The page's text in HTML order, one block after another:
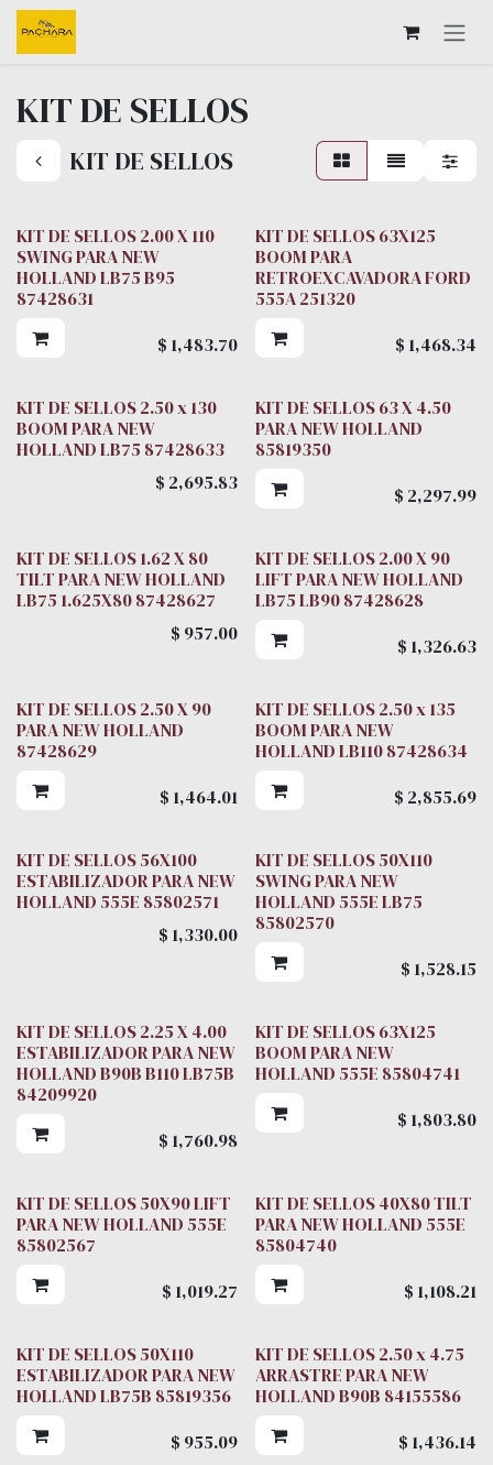
Ir al contenido
KIT DE SELLOS
KIT DE SELLOS
KIT DE SELLOS 2.00 X 110
SWING PARA NEW
HOLLAND LB75 B95
87428631
$ 1,483.70
KIT DE SELLOS 63X125
BOOM PARA
RETROEXCAVADORA FORD
555A 251320
$ 1,468.34
KIT DE SELLOS 2.50 x 130
BOOM PARA NEW
HOLLAND LB75 87428633
$ 2,695.83
KIT DE SELLOS 63 X 4.50
PARA NEW HOLLAND
85819350
$ 2,297.99
KIT DE SELLOS 1.62 X 80
TILT PARA NEW HOLLAND
LB75 1.625X80 87428627
$ 957.00
KIT DE SELLOS 2.00 X 90
LIFT PARA NEW HOLLAND
LB75 LB90 87428628
$ 1,326.63
KIT DE SELLOS 2.50 X 90
PARA NEW HOLLAND
87428629
$ 1,464.01
KIT DE SELLOS 2.50 x 135
BOOM PARA NEW
HOLLAND LB110 87428634
$ 2,855.69
KIT DE SELLOS 56X100
ESTABILIZADOR PARA NEW
HOLLAND 555E 85802571
$ 1,330.00
KIT DE SELLOS 50X110
SWING PARA NEW
HOLLAND 555E LB75
85802570
$ 1,528.15
KIT DE SELLOS 2.25 X 4.00
ESTABILIZADOR PARA NEW
HOLLAND B90B B110 LB75B
84209920
$ 1,760.98
KIT DE SELLOS 63X125
BOOM PARA NEW
HOLLAND 555E 85804741
$ 1,803.80
KIT DE SELLOS 50X90 LIFT
PARA NEW HOLLAND 555E
85802567
$ 1,019.27
KIT DE SELLOS 40X80 TILT
PARA NEW HOLLAND 555E
85804740
$ 1,108.21
KIT DE SELLOS 50X110
ESTABILIZADOR PARA NEW
HOLLAND LB75B 85819356
$ 955.09
KIT DE SELLOS 2.50 x 4.75
ARRASTRE PARA NEW
HOLLAND B90B 84155586
$ 1,436.14